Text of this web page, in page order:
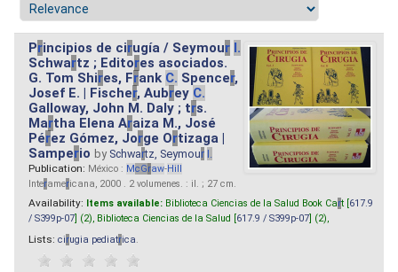
Principios de cirugía / Seymour I.
Schwartz ; Editores asociados.
G. Tom Shires, Frank C. Spencer,
Josef E. | Fischer, Aubrey C.
Galloway, John M. Daly ; trs.
Martha Elena Araiza M., José
Pérez Gómez, Jorge Ortizaga |
Samperio by Schwartz, Seymour I.
Publication: México : McGraw-Hill
Interamericana, 2000 . 2 volumenes. : il. ; 27 cm.
Availability: Items available: Biblioteca Ciencias de la Salud Book Cart [ 617.9
/ S399p-07 ] (2), Biblioteca Ciencias de la Salud [ 617.9 / S399p-07 ] (2),
Lists: cirugia pediatrica